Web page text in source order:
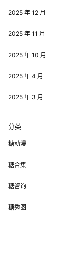
2025 年 12 月
2025 年 11 月
2025 年 10 月
2025 年 4 月
2025 年 3 月
分类
糖动漫
糖合集
糖咨询
糖秀图